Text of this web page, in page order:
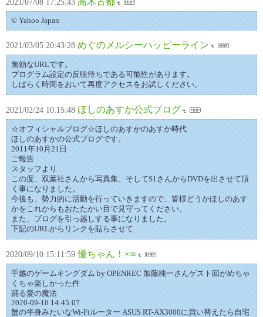
© Yahoo Japan
2021/03/05 20:43:28 めぐのメルシーハッピーライン
無効なURLです。
プログラム設定の反映待ちである可能性があります。
しばらく時間をおいて再度アクセスをお試しください。
2021/02/24 10:15:48 ほしのあすか公式ブログ
☆オフィシャルブログ☆ほしのあすかのあすか時代
ほしのあすかの公式ブログです。
2011年10月21日
ご報告
スタッフより
この度、双葉社さんから写真集、そしてS1さんからDVDを出させて頂
く事になりました。
今後も、勢力的に活動を行っていきますので、皆様どうかほしのあす
かをこれからもおたたかい目で見守ってください。
また、ブログを引っ越しする事になりました。
下記のURLからリンクを貼らさせて
2020/09/10 15:11:59 優ちゃん！×∞
手越のゲームキングダム by OPENREC 加藤純一さんゲスト回がめちゃ
くちゃ楽しかった件
踊る愛の魔法
2020-09-10 14:45:07
蟹の半身みたいなWi-Fiルーター ASUS RT-AX3000に買い替えたら自宅